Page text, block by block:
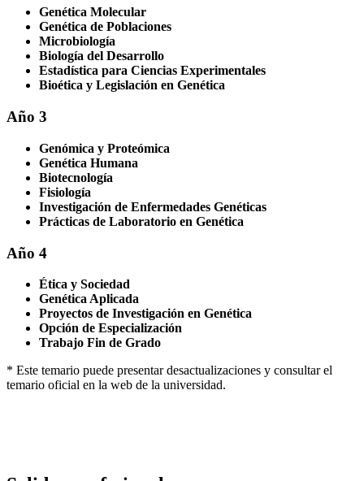
Genética Molecular
Genética de Poblaciones
Microbiología
Biología del Desarrollo
Estadística para Ciencias Experimentales
Bioética y Legislación en Genética
Año 3
Genómica y Proteómica
Genética Humana
Biotecnología
Fisiología
Investigación de Enfermedades Genéticas
Prácticas de Laboratorio en Genética
Año 4
Ética y Sociedad
Genética Aplicada
Proyectos de Investigación en Genética
Opción de Especialización
Trabajo Fin de Grado
* Este temario puede presentar desactualizaciones y consultar el
temario oficial en la web de la universidad.